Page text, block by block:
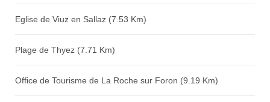
Eglise de Viuz en Sallaz (7.53 Km)
Plage de Thyez (7.71 Km)
Office de Tourisme de La Roche sur Foron (9.19 Km)